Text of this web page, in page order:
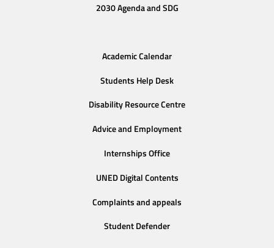
2030 Agenda and SDG
Academic Calendar
Students Help Desk
Disability Resource Centre
Advice and Employment
Internships Office
UNED Digital Contents
Complaints and appeals
Student Defender